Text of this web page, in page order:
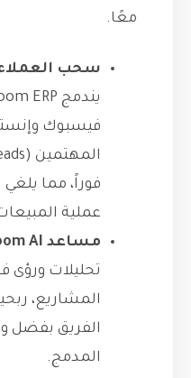
معًا.
سحب العملاء
فيسبوك
فوراً، مما
عملية
مساعد Boom AI الذكي:
تحليلات ورؤى
المشاريع،
الفريق بفضل
المدمج.